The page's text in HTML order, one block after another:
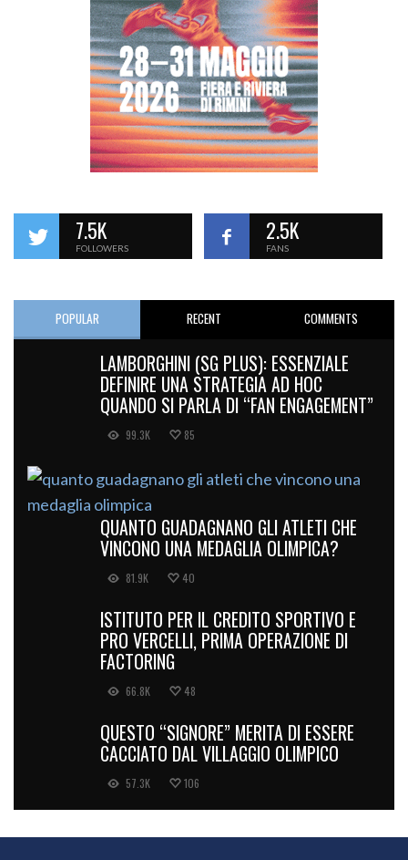
7.5K
FOLLOWERS
2.5K
FANS
POPULAR RECENT COMMENTS
LAMBORGHINI (SG PLUS): ESSENZIALE
DEFINIRE UNA STRATEGIA AD HOC
QUANDO SI PARLA DI “FAN ENGAGEMENT”
99.3K 85
QUANTO GUADAGNANO GLI ATLETI CHE
VINCONO UNA MEDAGLIA OLIMPICA?
81.9K 40
ISTITUTO PER IL CREDITO SPORTIVO E
PRO VERCELLI, PRIMA OPERAZIONE DI
FACTORING
66.8K 48
QUESTO “SIGNORE” MERITA DI ESSERE
CACCIATO DAL VILLAGGIO OLIMPICO
57.3K 106